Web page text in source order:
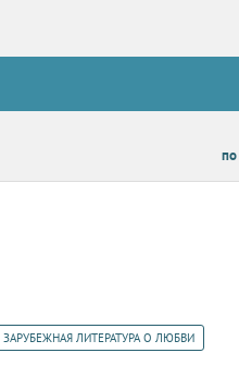
ЗАРУБЕЖНАЯ ЛИТЕРАТУРА О ЛЮБВИ